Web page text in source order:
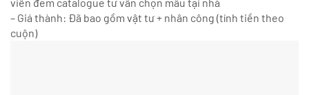
– Giá thành: Đã bao gồm vật tư + nhân công (tính tiền theo
cuộn)